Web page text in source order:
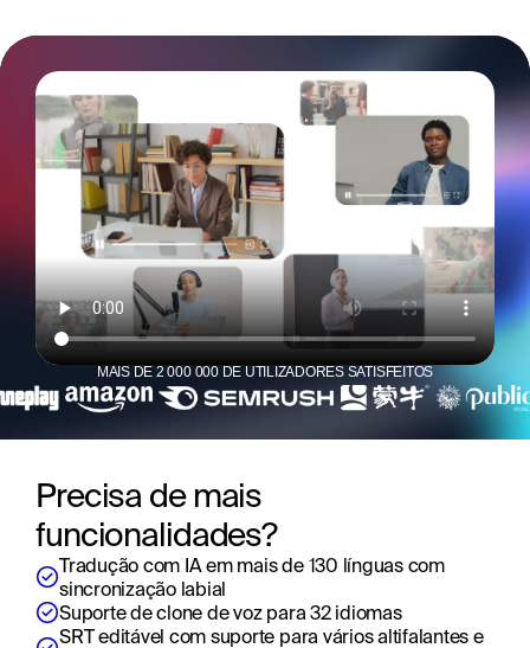
Precisa de mais
funcionalidades?
Tradução com IA em mais de 130 línguas com
sincronização labial
Suporte de clone de voz para 32 idiomas
SRT editável com suporte para vários altifalantes e
MAIS DE 2 000 000 DE UTILIZADORES SATISFEITOS